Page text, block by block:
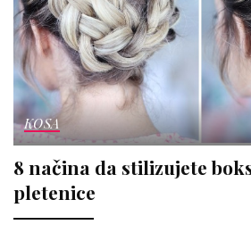
KOSA
8 načina da stilizujete
pletenice